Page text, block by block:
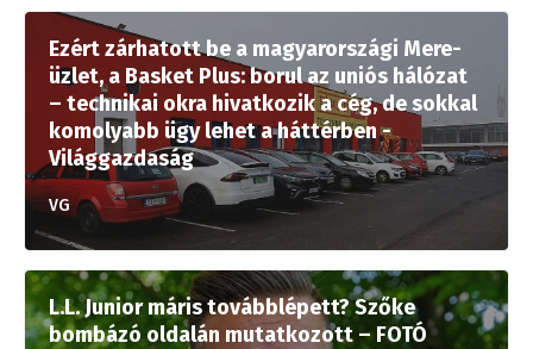
Ezért zárhatott be a magyarországi Mere-
üzlet, a Basket Plus: borul az uniós hálózat
– technikai okra hivatkozik a cég, de sokkal
komolyabb ügy lehet a háttérben -
Világgazdaság
VG
L.L. Junior máris továbblépett? Szőke
bombázó oldalán mutatkozott – FOTÓ